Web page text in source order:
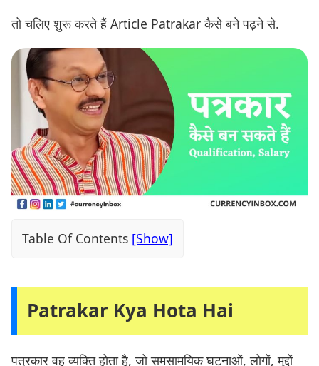
तो चलिए शुरू करते हैं Article Patrakar कैसे बने पढ़ने से.
Table Of Contents
Patrakar Kya Hota Hai
पत्रकार वह व्यक्ति होता है, जो समसामयिक घटनाओं, लोगों, मुद्दों